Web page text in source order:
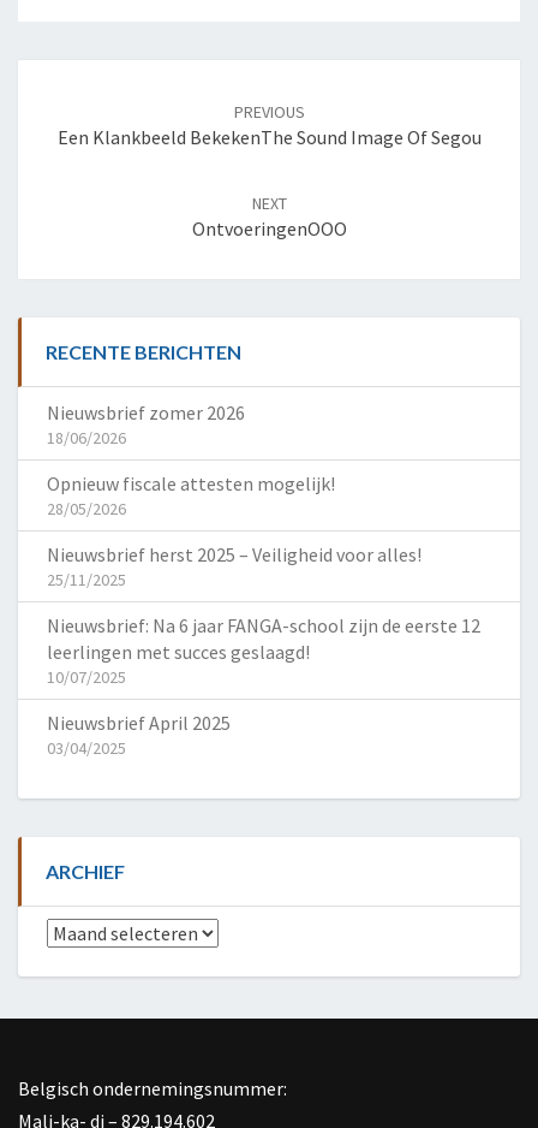
PREVIOUS
Een Klankbeeld BekekenThe Sound Image Of Segou
NEXT
OntvoeringenOOO
RECENTE BERICHTEN
Nieuwsbrief zomer 2026
18/06/2026
Opnieuw fiscale attesten mogelijk!
28/05/2026
Nieuwsbrief herst 2025 – Veiligheid voor alles!
25/11/2025
Nieuwsbrief: Na 6 jaar FANGA-school zijn de eerste 12
leerlingen met succes geslaagd!
10/07/2025
Nieuwsbrief April 2025
03/04/2025
ARCHIEF
Archief
Belgisch ondernemingsnummer:
Mali-ka- di – 829.194.602